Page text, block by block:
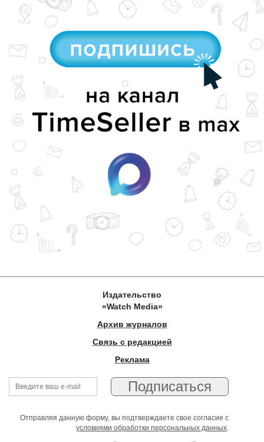
Издательство
«Watch Media»
Архив журналов
Связь с редакцией
Реклама
Отправляя данную форму, вы подтверждаете свое согласие с
условиями обработки персональных данных.